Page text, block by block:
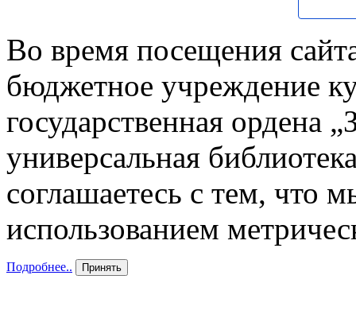
Во время посещения
бюджетное учреждение
государственная ордена
универсальная
соглашаетесь с тем, что
использованием
Подробнее.. Принять